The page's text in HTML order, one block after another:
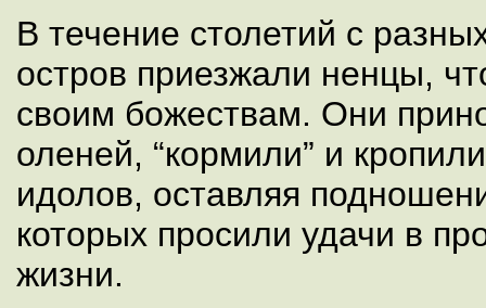
В течение столетий с
остров приезжали ненцы,
своим божествам. Они
оленей, “кормили” и
идолов, оставляя
которых просили удачи в
жизни.